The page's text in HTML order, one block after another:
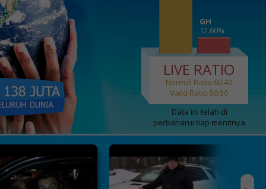
LIVE RATIO
Normal Ratio 60:40
Valid Ratio 50:50
Data ini telah di
perbaharui tiap menitnya
GH
12.60%